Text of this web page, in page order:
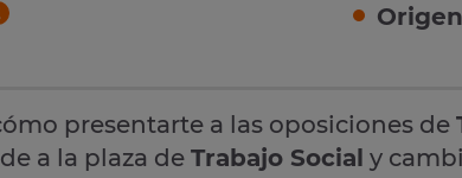
presentarte a las oposiciones de
a la plaza de Trabajo Social y